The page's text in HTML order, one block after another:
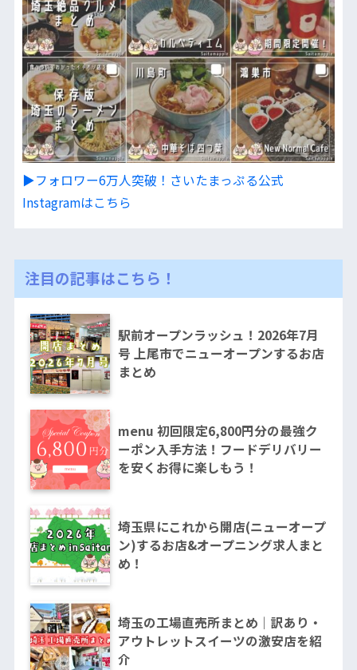
▶︎フォロワー6万人突破！さいたまっぷる公式
Instagramはこちら
注目の記事はこちら！
駅前オープンラッシュ！2026年7月
号 上尾市でニューオープンするお店
まとめ
menu 初回限定6,800円分の最強ク
ーポン入手方法！フードデリバリー
を安くお得に楽しもう！
埼玉県にこれから開店(ニューオープ
ン)するお店&オープニング求人まと
め！
埼玉の工場直売所まとめ｜訳あり・
アウトレットスイーツの激安店を紹
介